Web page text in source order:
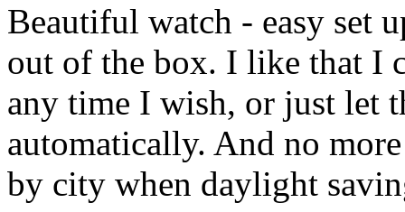
Beautiful watch - easy set
out of the box. I like that I
any time I wish, or just let
automatically. And no
by city when daylight